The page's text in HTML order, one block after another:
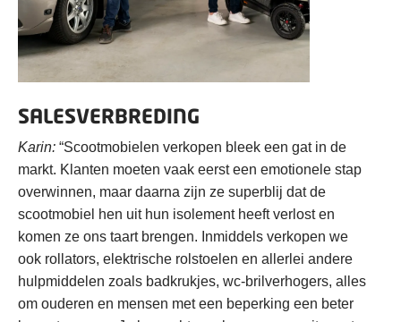
SALESVERBREDING
Karin: “Scootmobielen verkopen bleek een gat in de
markt. Klanten moeten vaak eerst een emotionele stap
overwinnen, maar daarna zijn ze superblij dat de
scootmobiel hen uit hun isolement heeft verlost en
komen ze ons taart brengen. Inmiddels verkopen we
ook rollators, elektrische rolstoelen en allerlei andere
hulpmiddelen zoals badkrukjes, wc-brilverhogers, alles
om ouderen en mensen met een beperking een beter